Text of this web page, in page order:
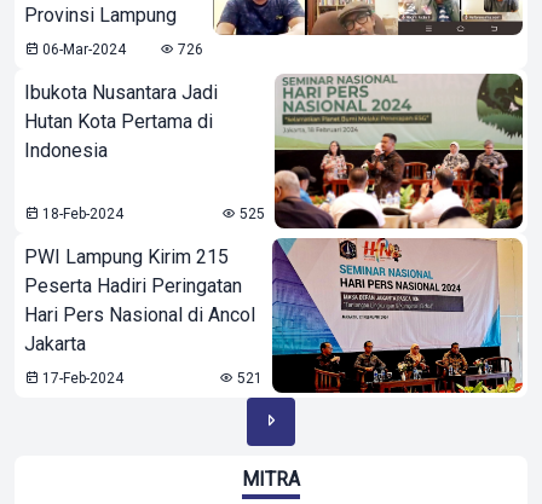
Provinsi Lampung
06-Mar-2024 726
Ibukota Nusantara Jadi
Hutan Kota Pertama di
Indonesia
18-Feb-2024 525
PWI Lampung Kirim 215
Peserta Hadiri Peringatan
Hari Pers Nasional di Ancol
Jakarta
17-Feb-2024 521
MITRA